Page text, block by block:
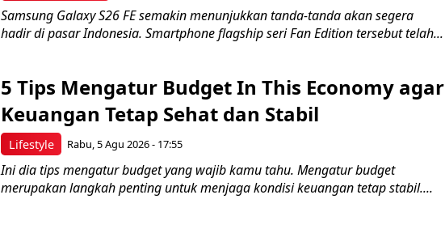
Samsung Galaxy S26 FE semakin menunjukkan tanda-tanda akan segera
hadir di pasar Indonesia. Smartphone flagship seri Fan Edition tersebut telah...
Lifestyle
5 Tips Mengatur Budget In This Economy agar
Keuangan Tetap Sehat dan Stabil
Rabu, 5 Agu 2026 - 17:55
Ini dia tips mengatur budget yang wajib kamu tahu. Mengatur budget
merupakan langkah penting untuk menjaga kondisi keuangan tetap stabil....